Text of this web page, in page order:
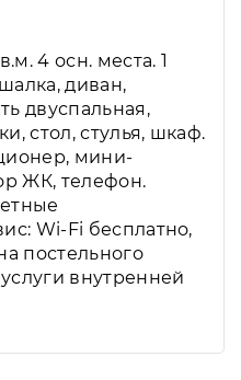
4 осн. места. 1
диван,
двуспальная,
стол, стулья, шкаф.
мини-
ЖК, телефон.
Wi-Fi бесплатно,
постельного
внутренней